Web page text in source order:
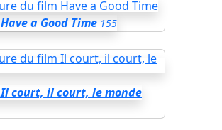
Have a Good Time 155
Il court, il court, le monde